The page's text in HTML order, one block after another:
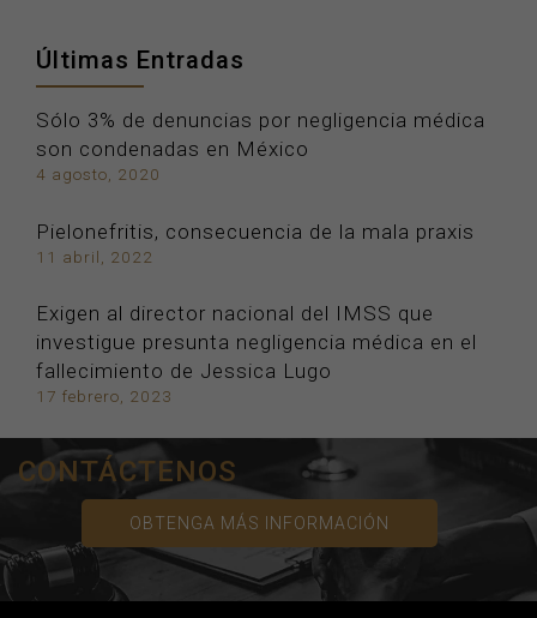
Últimas Entradas
Sólo 3% de denuncias por negligencia médica
son condenadas en México
4 agosto, 2020
Pielonefritis, consecuencia de la mala praxis
11 abril, 2022
Exigen al director nacional del IMSS que
investigue presunta negligencia médica en el
fallecimiento de Jessica Lugo
17 febrero, 2023
CONTÁCTENOS
OBTENGA MÁS INFORMACIÓN